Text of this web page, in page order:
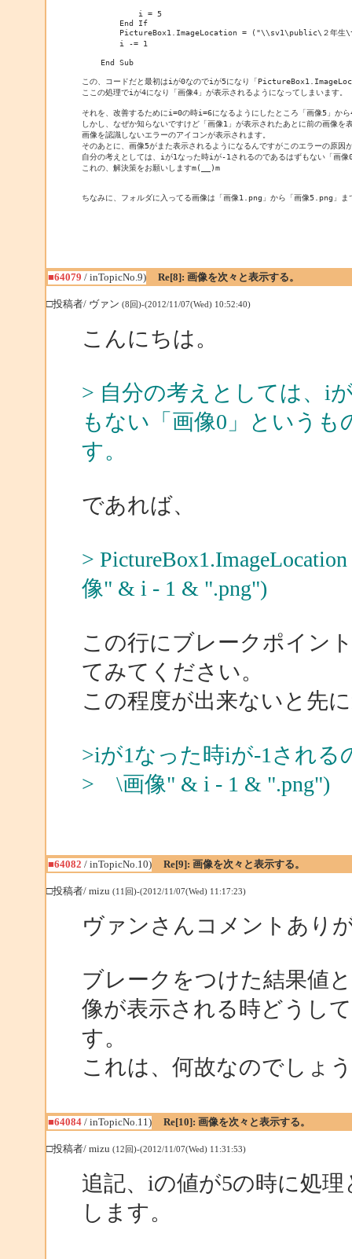
            i = 5
        End If
PictureBox1.ImageLocation = ("\\sv1\public\２年生
        i -= 1
    End Sub
この、コードだと最初はiが0なのでiが5になり「
ここの処理でiが4になり「画像4」が表示されるようになってしまいます。
それを、改善するためにi=0の時i=6になるようにしたところ「画像5」か
しかし、なぜか知らないですけど「画像1」が表示されたあとに前の画像を
画像を認識しないエラーのアイコンが表示されます。
そのあとに、画像5がまた表示されるようになるんですがこのエラーの原
自分の考えとしては、iが1なった時iが-1されるのであるはずもない「画像
これの、解決策をお願いしますm(__)m
■64079 / inTopicNo.9) Re[8]: 画像を次々と表示する。
□投稿者/ ヴァン (8回)-(2012/11/07(Wed) 10:52:40)
こんにちは。
> 自分の考えとしては、i
もない「画像0」という
す。
であれば、
>
像" & i - 1 & ".png")
この行にブレークポイン
てみてください。
この程度が出来ないと先
>iが1なった時iが-1される
> \画像" & i - 1 & ".png")
■64082 / inTopicNo.10) Re[9]: 画像を次々と表示する。
□投稿者/ mizu (11回)-(2012/11/07(Wed) 11:17:23)
ヴァンさんコメントあり
ブレークをつけた結果値
像が表示される時どうし
す。
これは、何故なのでしょ
■64084/ inTopicNo.11) Re[10]: 画像を次々と表示する。
□投稿者/ mizu (12回)-(2012/11/07(Wed) 11:31:53)
追記、iの値が5の時に処
します。